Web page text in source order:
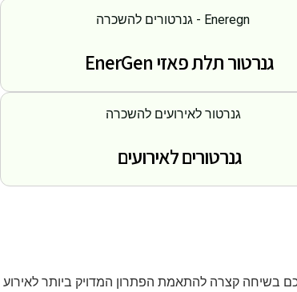
גנרטור תלת פאזי EnerGen
גנרטורים לאירועים
בשיחה קצרה להתאמת הפתרון המדויק ביותר לאירוע